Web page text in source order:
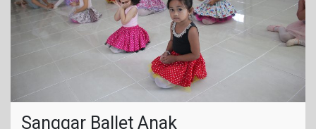
Sanggar Ballet Anak